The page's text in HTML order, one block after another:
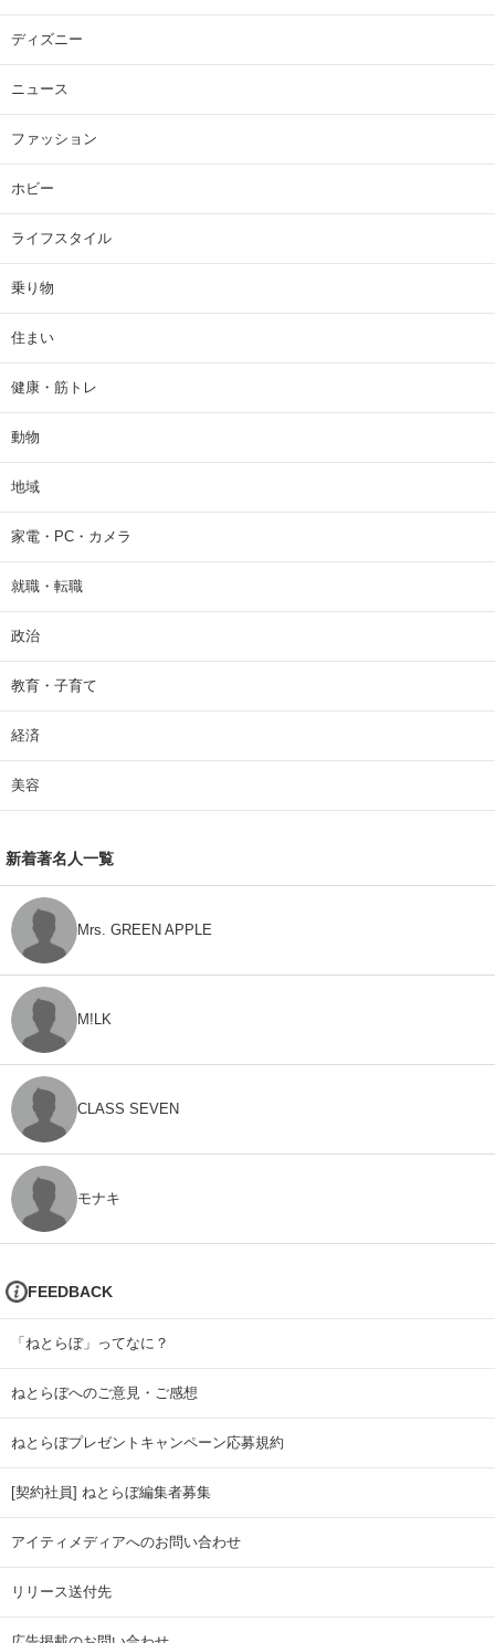
ディズニー
ニュース
ファッション
ホビー
ライフスタイル
乗り物
住まい
健康・筋トレ
動物
地域
家電・PC・カメラ
就職・転職
政治
教育・子育て
経済
美容
新着著名人一覧
Mrs. GREEN APPLE
M!LK
CLASS SEVEN
モナキ
FEEDBACK
「ねとらぼ」ってなに？
ねとらぼへのご意見・ご感想
ねとらぼプレゼントキャンペーン応募規約
[契約社員] ねとらぼ編集者募集
アイティメディアへのお問い合わせ
リリース送付先